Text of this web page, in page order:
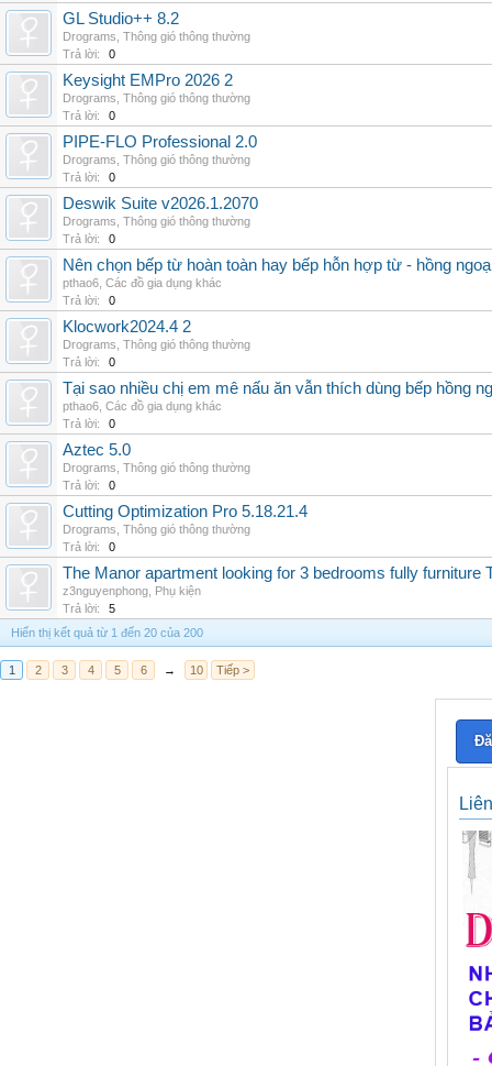
GL Studio++ 8.2
Drograms Thông gió thông thường
Trả lời:
0
Keysight EMPro 2026 2
Drograms Thông gió thông thường
Trả lời:
0
PIPE-FLO Professional 2.0
Drograms Thông gió thông thường
Trả lời:
0
Deswik Suite v2026.1.2070
Drograms Thông gió thông thường
Trả lời:
0
Nên chọn bếp từ hoàn toàn hay bếp hỗn hợp từ - hồng
pthao6 Các đồ gia dụng khác
Trả lời:
0
Klocwork2024.4 2
Drograms Thông gió thông thường
Trả lời:
0
Tại sao nhiều chị em mê nấu ăn vẫn thích dùng bếp hồng
pthao6 Các đồ gia dụng khác
Trả lời:
0
Aztec 5.0
Drograms Thông gió thông thường
Trả lời:
0
Cutting Optimization Pro 5.18.21.4
Drograms Thông gió thông thường
Trả lời:
0
The Manor apartment looking for 3 bedrooms fully furniture
z3nguyenphong Phụ kiện
Trả lời:
5
Hiển thị kết quả từ 1 đến 20 của 200
1 2 3 4 5 6 → 10 Tiếp >